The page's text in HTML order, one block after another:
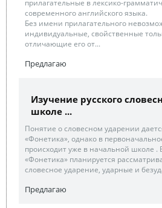
прилагательные в лексико-
современного английского языка.
Без имени прилагательного
индивидуальные, свойственные
отличающие его от...
Предлагаю
Изучение русского
школе ...
Понятие о словесном ударении
«Фонетика», однако в
происходит уже в начальной школе .
«Фонетика» планируется
словесное ударение, ударные и
Предлагаю